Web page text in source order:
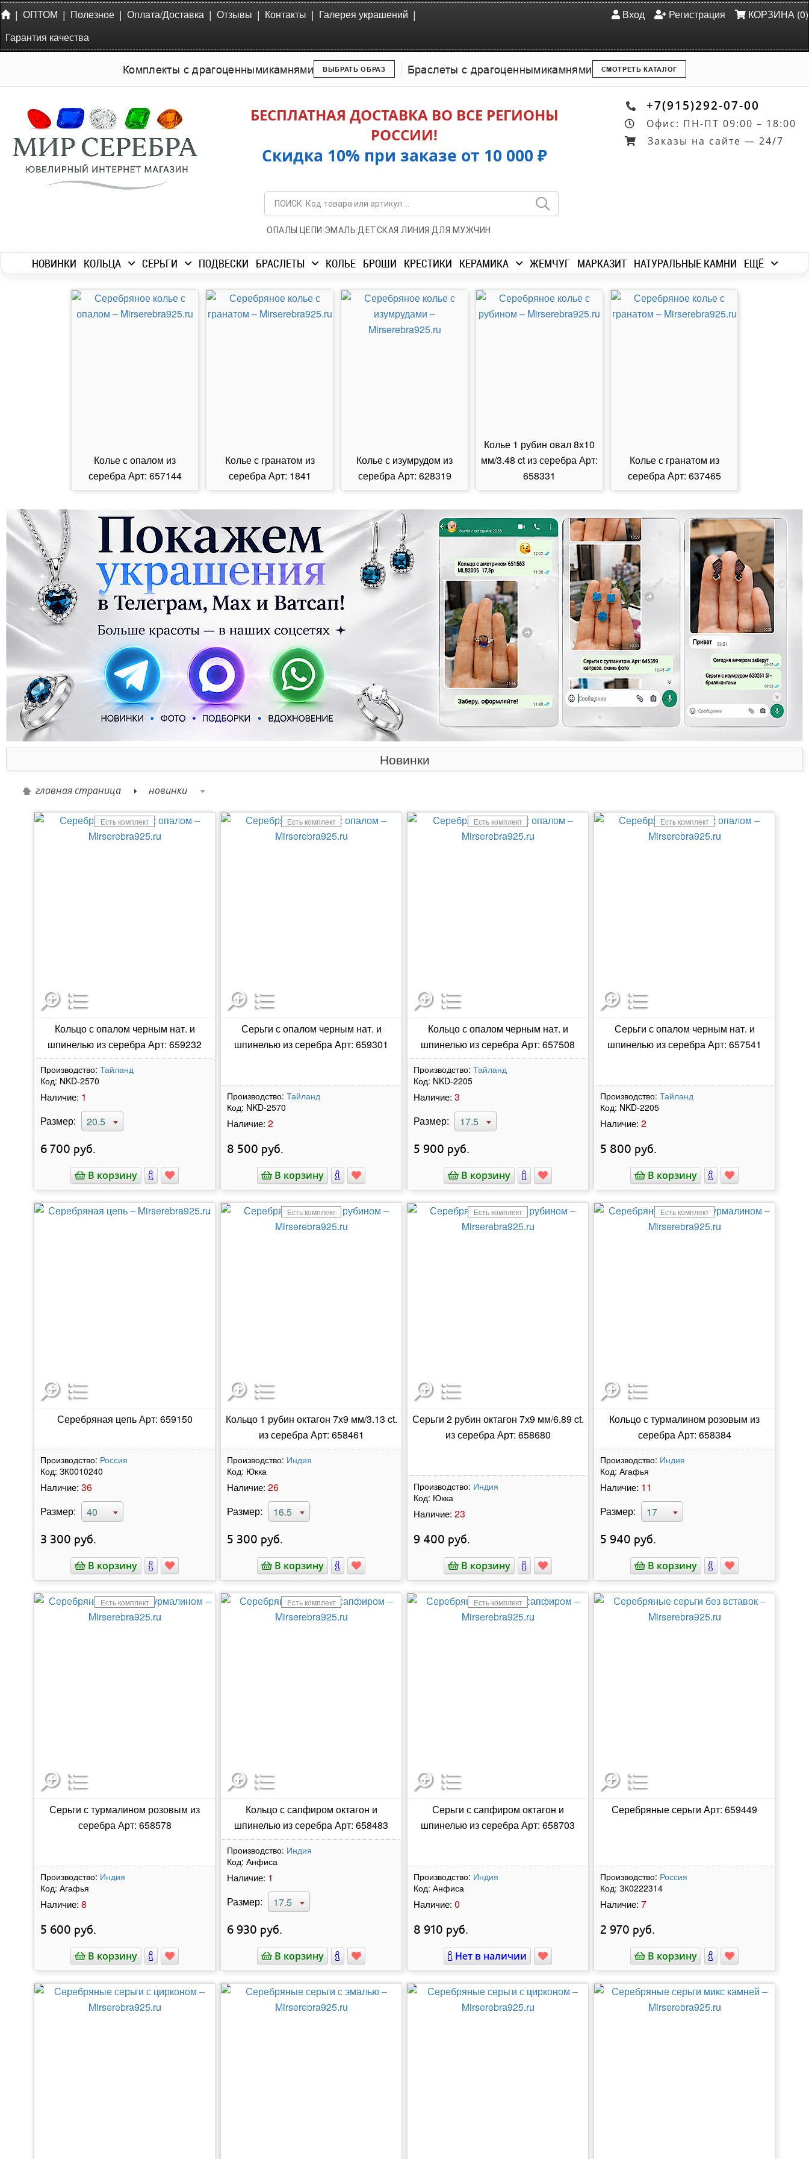
| ОПТОМ | Полезное | Оплата/Доставка | Отзывы | Контакты | Галерея украшений |
Гарантия качества
Вход Регистрация КОРЗИНА (0)
Комплекты с драгоценнымикамнями ВЫБРАТЬ ОБРАЗ Браслеты с драгоценнымикамнями СМОТРЕТЬ КАТАЛОГ
БЕСПЛАТНАЯ ДОСТАВКА ВО ВСЕ РЕГИОНЫ
РОССИИ!
Скидка 10% при заказе от 10 000 ₽
ОПАЛЫ | ЦЕПИ |ЭМАЛЬ|ДЕТСКАЯ ЛИНИЯ |ДЛЯ МУЖЧИН
+7(915)292-07-00
Офис: ПН-ПТ 09:00 – 18:00
Заказы на сайте — 24/7
НОВИНКИ КОЛЬЦА СЕРЬГИ ПОДВЕСКИ БРАСЛЕТЫ КОЛЬЕ БРОШИ КРЕСТИКИ КЕРАМИКА ЖЕМЧУГ МАРКАЗИТ НАТУРАЛЬНЫЕ КАМНИ ЕЩЁ
Колье с опалом из
серебра Арт: 657144
Колье с гранатом из
серебра Арт: 1841
Колье с изумрудом из
серебра Арт: 628319
Колье 1 рубин овал 8х10
мм/3.48 ct из серебра Арт:
658331
Колье с гранатом из
серебра Арт: 637465
Новинки
главная страница новинки
Есть комплект
Кольцо с опалом черным нат. и
шпинелью из серебра Арт: 659232
Производство: Тайланд
Код: NKD-2570
Наличие: 1
Размер:
20.5
6 700 руб.
В корзину
Есть комплект
Серьги с опалом черным нат. и
шпинелью из серебра Арт: 659301
Производство: Тайланд
Код: NKD-2570
Наличие: 2
8 500 руб.
В корзину
Есть комплект
Кольцо с опалом черным нат. и
шпинелью из серебра Арт: 657508
Производство: Тайланд
Код: NKD-2205
Наличие: 3
Размер:
17.5
5 900 руб.
В корзину
Есть комплект
Серьги с опалом черным нат. и
шпинелью из серебра Арт: 657541
Производство: Тайланд
Код: NKD-2205
Наличие: 2
5 800 руб.
В корзину
Серебряная цепь Арт: 659150
Производство: Россия
Код: ЗК0010240
Наличие: 36
Размер:
40
3 300 руб.
В корзину
Есть комплект
Кольцо 1 рубин октагон 7х9 мм/3.13 ct.
из серебра Арт: 658461
Производство: Индия
Код: Юкка
Наличие: 26
Размер:
16.5
5 300 руб.
В корзину
Есть комплект
Серьги 2 рубин октагон 7х9 мм/6.89 ct.
из серебра Арт: 658680
Производство: Индия
Код: Юкка
Наличие: 23
9 400 руб.
В корзину
Есть комплект
Кольцо с турмалином розовым из
серебра Арт: 658384
Производство: Индия
Код: Агафья
Наличие: 11
Размер:
17
5 940 руб.
В корзину
Есть комплект
Серьги с турмалином розовым из
серебра Арт: 658578
Производство: Индия
Код: Агафья
Наличие: 8
5 600 руб.
В корзину
Есть комплект
Кольцо с сапфиром октагон и
шпинелью из серебра Арт: 658483
Производство: Индия
Код: Анфиса
Наличие: 1
Размер:
17.5
6 930 руб.
В корзину
Есть комплект
Серьги с сапфиром октагон и
шпинелью из серебра Арт: 658703
Производство: Индия
Код: Анфиса
Наличие: 0
8 910 руб.
Нет в наличии
Серебряные серьги Арт: 659449
Производство: Россия
Код: ЗК0222314
Наличие: 7
2 970 руб.
В корзину